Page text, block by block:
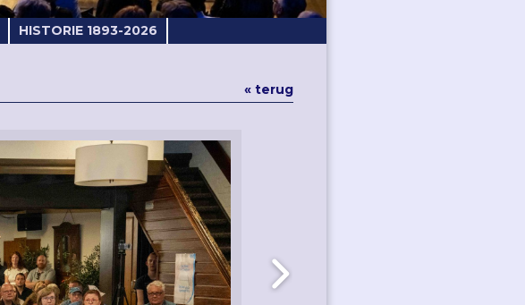
HISTORIE 1893-2026
« terug